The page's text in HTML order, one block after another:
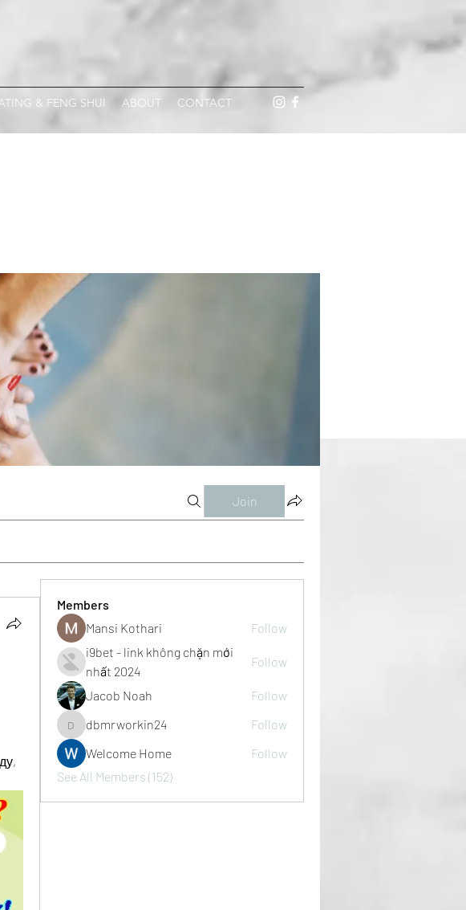
& FENG SHUI ABOUT CONTACT
Join
Members
Mansi Kothari
Follow
i9bet - link không chặn mới
nhất 2024
Follow
Jacob Noah Follow
dbmrworkin24
dbmrworkin24
Follow
Welcome Home
Follow
See All Members (152)